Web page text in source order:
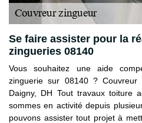
Se faire assister pour la
zingueries 08140
Vous souhaitez une aide
zinguerie sur 08140 ?
Daigny, DH Tout travaux toiture
sommes en activité depuis
pouvons assister tout projet à